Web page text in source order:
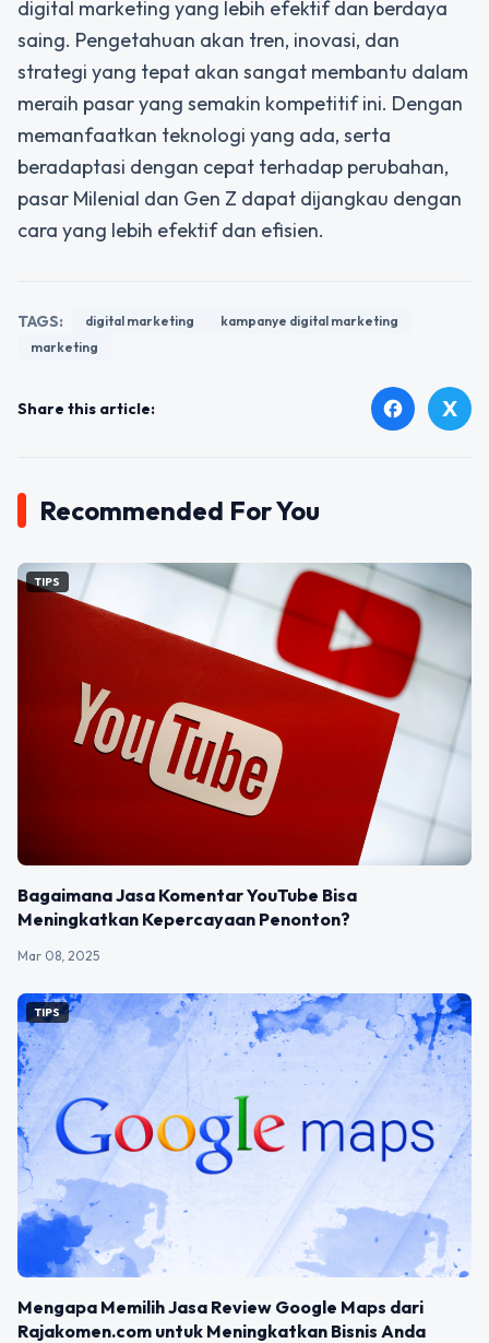
digital marketing yang lebih efektif dan berdaya
saing. Pengetahuan akan tren, inovasi, dan
strategi yang tepat akan sangat membantu dalam
meraih pasar yang semakin kompetitif ini. Dengan
memanfaatkan teknologi yang ada, serta
beradaptasi dengan cepat terhadap perubahan,
pasar Milenial dan Gen Z dapat dijangkau dengan
cara yang lebih efektif dan efisien.
TAGS: digital marketing
kampanye digital marketing
marketing
Share this article: facebook X
Recommended For You
TIPS
Bagaimana Jasa Komentar YouTube Bisa
Meningkatkan Kepercayaan Penonton?
Mar 08, 2025
TIPS
Mengapa Memilih Jasa Review Google Maps dari
Rajakomen.com untuk Meningkatkan Bisnis Anda